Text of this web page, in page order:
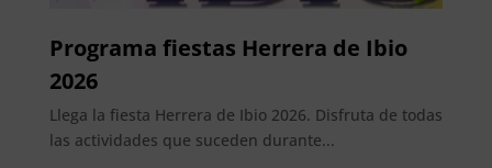
Programa fiestas Herrera de Ibio
2026
Llega la fiesta Herrera de Ibio 2026. Disfruta de todas
las actividades que suceden durante...